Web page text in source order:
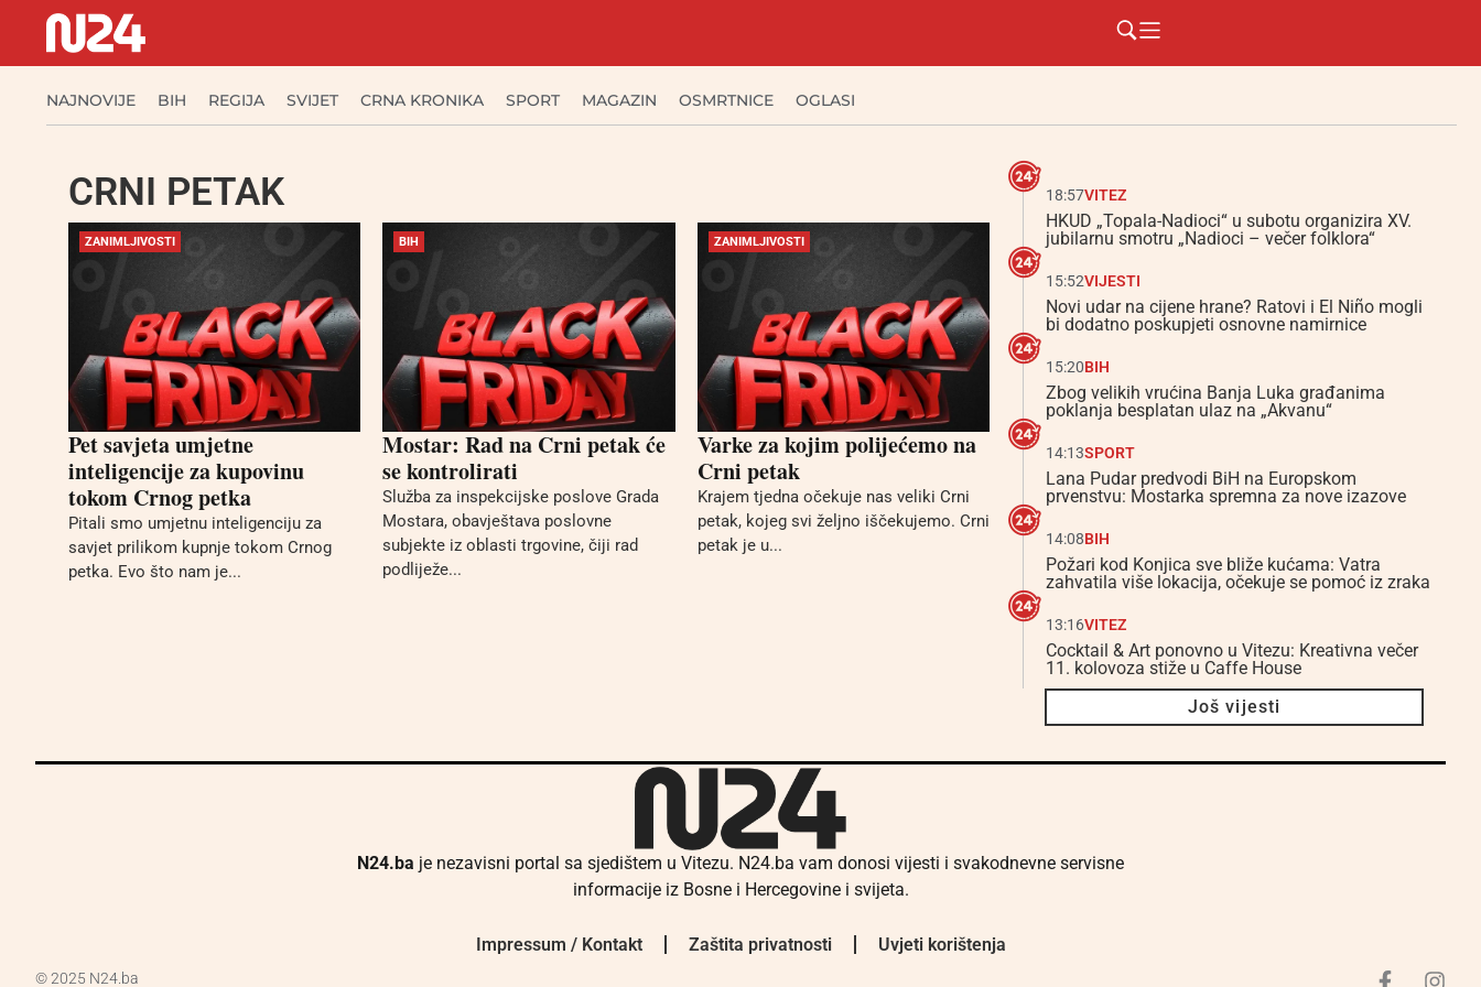
NAJNOVIJE BIH REGIJA SVIJET CRNA KRONIKA SPORT MAGAZIN OSMRTNICE OGLASI
CRNI PETAK
ZANIMLJIVOSTI
Pet savjeta umjetne
inteligencije za kupovinu
tokom Crnog petka
Pitali smo umjetnu inteligenciju za
savjet prilikom kupnje tokom Crnog
petka. Evo što nam je...
BIH
Mostar: Rad na Crni petak će
se kontrolirati
Služba za inspekcijske poslove Grada
Mostara, obavještava poslovne
subjekte iz oblasti trgovine, čiji rad
podliježe...
ZANIMLJIVOSTI
Varke za kojim polijećemo na
Crni petak
Krajem tjedna očekuje nas veliki Crni
petak, kojeg svi željno iščekujemo. Crni
petak je u...
18:57VITEZ
HKUD „Topala-Nadioci“ u subotu organizira XV.
jubilarnu smotru „Nadioci – večer folklora“
15:52VIJESTI
Novi udar na cijene hrane? Ratovi i El Niño mogli
bi dodatno poskupjeti osnovne namirnice
15:20BIH
Zbog velikih vrućina Banja Luka građanima
poklanja besplatan ulaz na „Akvanu“
14:13SPORT
Lana Pudar predvodi BiH na Europskom
prvenstvu: Mostarka spremna za nove izazove
14:08BIH
Požari kod Konjica sve bliže kućama: Vatra
zahvatila više lokacija, očekuje se pomoć iz zraka
13:16VITEZ
Cocktail & Art ponovno u Vitezu: Kreativna večer
11. kolovoza stiže u Caffe House
Još vijesti
N24.ba je nezavisni portal sa sjedištem u Vitezu. N24.ba vam donosi vijesti i svakodnevne servisne
informacije iz Bosne i Hercegovine i svijeta.
Impressum / Kontakt Zaštita privatnosti Uvjeti korištenja
© 2025 N24.ba